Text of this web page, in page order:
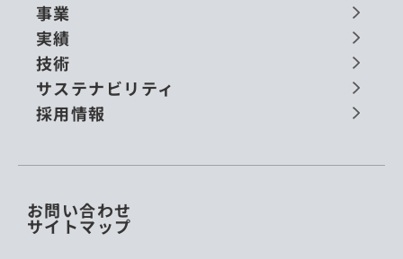
事業
実績
技術
サステナビリティ
採用情報
お問い合わせ
サイトマップ